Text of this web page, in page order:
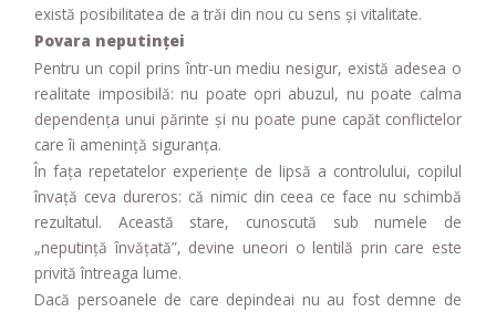
există posibilitatea de a trăi din nou cu sens și vitalitate.
Povara neputinței
Pentru un copil prins într-un mediu nesigur, există adesea o
realitate imposibilă: nu poate opri abuzul, nu poate calma
dependența unui părinte și nu poate pune capăt conflictelor
care îi amenință siguranța.
În fața repetatelor experiențe de lipsă a controlului, copilul
învață ceva dureros: că nimic din ceea ce face nu schimbă
rezultatul. Această stare, cunoscută sub numele de
„neputință învățată”, devine uneori o lentilă prin care este
privită întreaga lume.
Dacă persoanele de care depindeai nu au fost demne de